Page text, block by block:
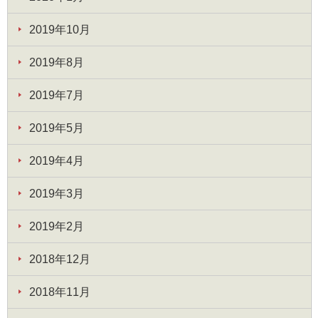
2019年10月
2019年8月
2019年7月
2019年5月
2019年4月
2019年3月
2019年2月
2018年12月
2018年11月